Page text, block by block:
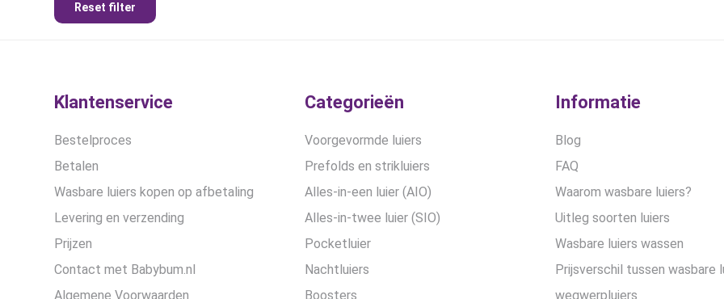
Reset filter
Klantenservice
Bestelproces
Betalen
Wasbare luiers kopen op afbetaling
Levering en verzending
Prijzen
Contact met Babybum.nl
Algemene Voorwaarden
Categorieën
Voorgevormde luiers
Prefolds en strikluiers
Alles-in-een luier (AIO)
Alles-in-twee luier (SIO)
Pocketluier
Nachtluiers
Boosters
Informatie
Blog
FAQ
Waarom wasbare luiers?
Uitleg soorten luiers
Wasbare luiers wassen
Prijsverschil tussen wasbare
wegwerpluiers